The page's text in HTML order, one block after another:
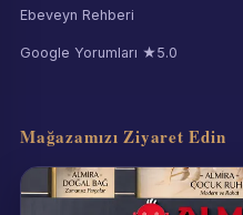
Ebeveyn Rehberi
Google Yorumları ★5.0
Mağazamızı Ziyaret Edin